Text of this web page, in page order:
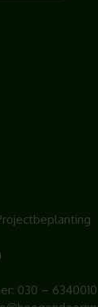
030 – 6340010